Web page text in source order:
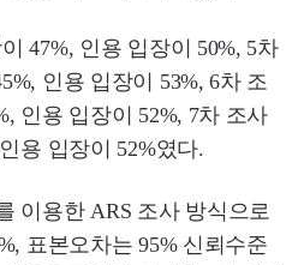
47%, 인용 입장이 50%, 5차
인용 입장이 53%, 6차 조
인용 입장이 52%, 7차 조사
용 입장이 52%였다.
이용한 ARS 조사 방식으로
표본오차는 95% 신뢰수준